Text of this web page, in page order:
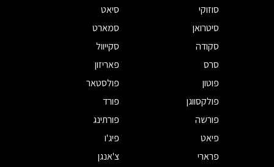
סוזוקי
סיאט
סיטרואן
סמארט
סקודה
סקייוול
סרס
פאריזון
פוטון
פולסטאר
פולקסווגן
פורד
פורשה
פורתינג
פיאט
פיג'ו
פרארי
צ'אנגן